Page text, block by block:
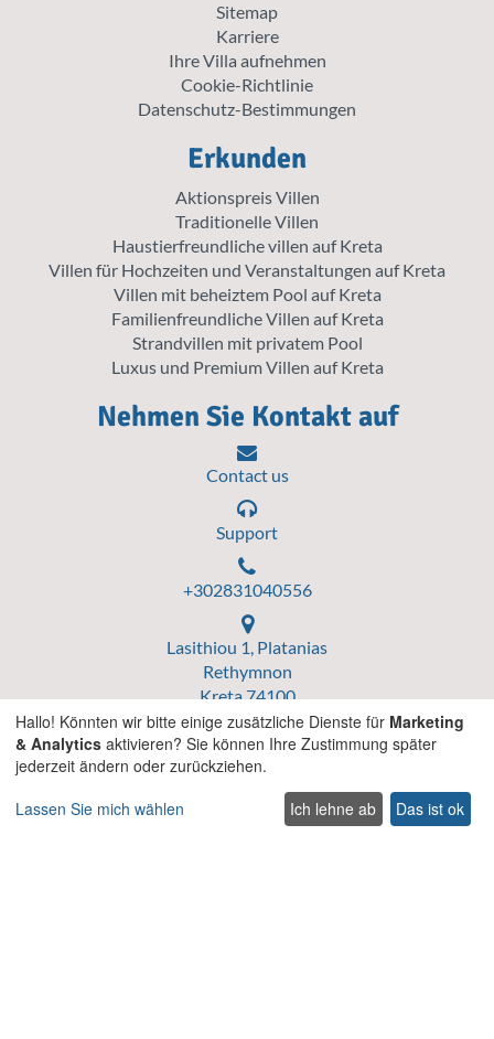
Sitemap
Karriere
Ihre Villa aufnehmen
Cookie-Richtlinie
Datenschutz-Bestimmungen
Erkunden
Aktionspreis Villen
Traditionelle Villen
Haustierfreundliche villen auf Kreta
Villen für Hochzeiten und Veranstaltungen auf Kreta
Villen mit beheiztem Pool auf Kreta
Familienfreundliche Villen auf Kreta
Strandvillen mit privatem Pool
Luxus und Premium Villen auf Kreta
Nehmen Sie Kontakt auf
Contact us
Support
+302831040556
Lasithiou 1, Platanias
Rethymnon
Kreta 74100
Griechenland
Griechische nationale Tourismusorganisation
Hallo! Könnten wir bitte einige zusätzliche Dienste für Marketing
& Analytics aktivieren? Sie können Ihre Zustimmung später
jederzeit ändern oder zurückziehen.
Lassen Sie mich wählen
Ich lehne ab Das ist ok